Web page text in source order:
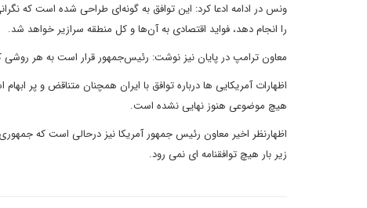
ونس در ادامه ادعا کرد: این توافق به گونه‌ای طراحی شده است که
را انجام دهد، فواید اقتصادی به آن‌ها و کل منطقه سرازیر خواهد شد.
معاون ترامپ در پایان نیز نوشت: رئیس‌جمهور قرار است به هر روشی
اظهارات آمریکایی ها درباره توافق با ایران همچنان متناقض و پر
هیچ موضوعی هنوز نهایی نشده است.
اظهارنظر اخیر معاون رئیس جمهور آمریکا نیز درحالی است که
زیر بار هیچ توافقنامه ای نمی رود.